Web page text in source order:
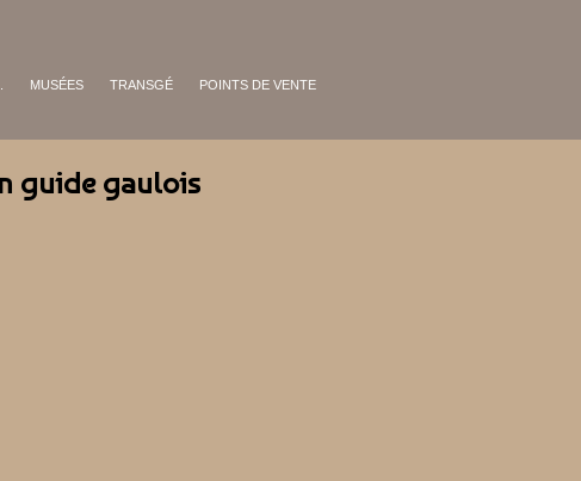
MUSÉES TRANSGÉ POINTS DE VENTE
guide gaulois